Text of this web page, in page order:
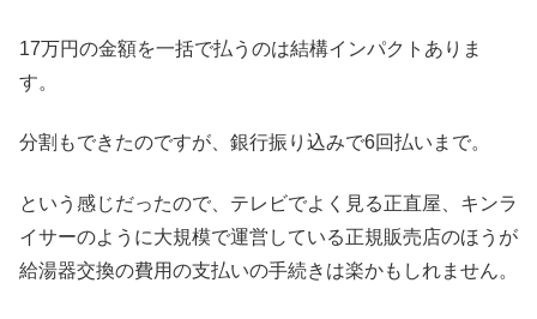
17万円の金額を一括で払うのは結構インパクトありま
す。
分割もできたのですが、銀行振り込みで6回払いまで。
という感じだったので、テレビでよく見る正直屋、キンラ
イサーのように大規模で運営している正規販売店のほうが
給湯器交換の費用の支払いの手続きは楽かもしれません。